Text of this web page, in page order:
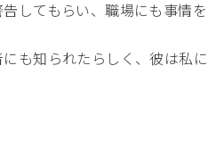
してもらい、職場にも事情
も知られたらしく、彼は私